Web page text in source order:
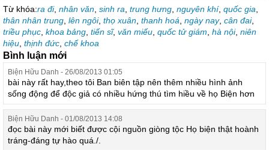
Từ khóa:ra đi, nhân văn sinh ra trung hưng nguyên khí, quốc gia
thân nhân trung lên ngôi, thọ xuân thanh hoá ngày nay, cân đai,
triều phục khoa bảng tiến sĩ, văn miếu quốc tử giám hà nội, niên
hiệu thịnh đức chế khoa
Bình luận mới
Biện Hữu Danh - 26/08/2013 01:05
bài này rất hay,theo tôi Ban biên tập nên thêm nhiều hình ảnh
sống động để độc giả có nhiều hứng thú tìm hiều về họ Biện hơn
Biện Hữu Danh - 01/08/2013 14:08
đọc bài này mới biết được cội nguồn giòng tộc Họ biện thật hoành
tráng-đáng tự hào quá./.